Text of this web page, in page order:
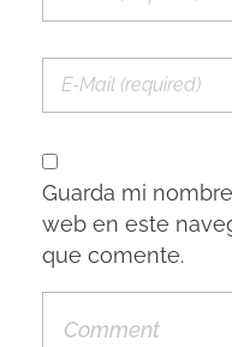
Guarda mi
web en este
que comente.